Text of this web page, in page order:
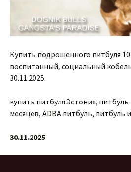
Купить подрощенного питбуля
воспитанный, социальный
30.11.2025.
купить питбуля Эстония,
месяцев, ADBA питбуль, питбуль
30.11.2025